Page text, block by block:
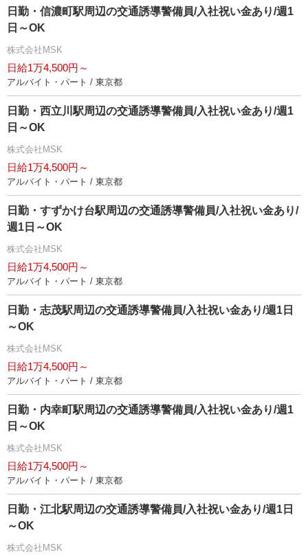
日勤・信濃町駅周辺の交通誘導警備員/入社祝い金あり/週1
日～OK
株式会社MSK
日給1万4,500円～
アルバイト・パート / 東京都
日勤・西立川駅周辺の交通誘導警備員/入社祝い金あり/週1
日～OK
株式会社MSK
日給1万4,500円～
アルバイト・パート / 東京都
日勤・すずかけ台駅周辺の交通誘導警備員/入社祝い金あり/
週1日～OK
株式会社MSK
日給1万4,500円～
アルバイト・パート / 東京都
日勤・志茂駅周辺の交通誘導警備員/入社祝い金あり/週1日
～OK
株式会社MSK
日給1万4,500円～
アルバイト・パート / 東京都
日勤・内幸町駅周辺の交通誘導警備員/入社祝い金あり/週1
日～OK
株式会社MSK
日給1万4,500円～
アルバイト・パート / 東京都
日勤・江北駅周辺の交通誘導警備員/入社祝い金あり/週1日
～OK
株式会社MSK